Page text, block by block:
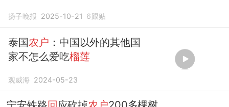
斤；顾客：第一次吃，好吃！
扬子晚报 2025-10-21 6跟贴
泰国农户 ：中国以外的其他国
家不怎么爱吃榴莲
观威海 2024-05-23